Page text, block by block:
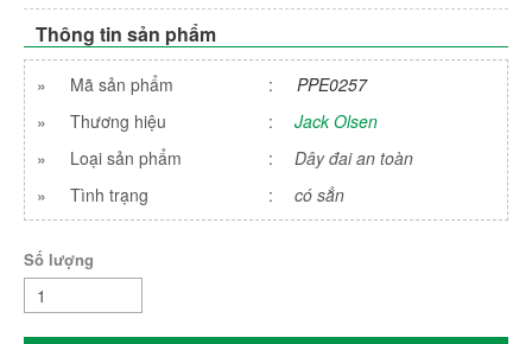
Thông tin sản phẩm
» Mã sản phẩm :
PPE0257
»
Thương hiệu :
Jack Olsen
»
Loại sản phẩm :
Dây đai an toàn
»
Tình trạng : có sẳn
Số lượng